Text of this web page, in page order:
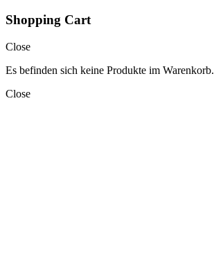
Shopping Cart
Close
Es befinden sich keine Produkte im Warenkorb.
Close